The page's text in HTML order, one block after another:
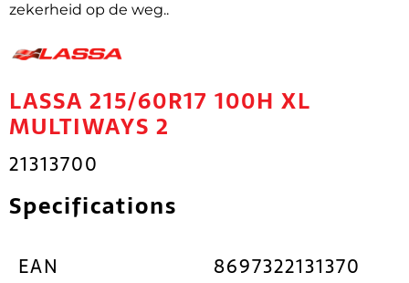
zekerheid op de weg..
LASSA 215/60R17 100H XL
MULTIWAYS 2
21313700
Specifications
EAN
8697322131370